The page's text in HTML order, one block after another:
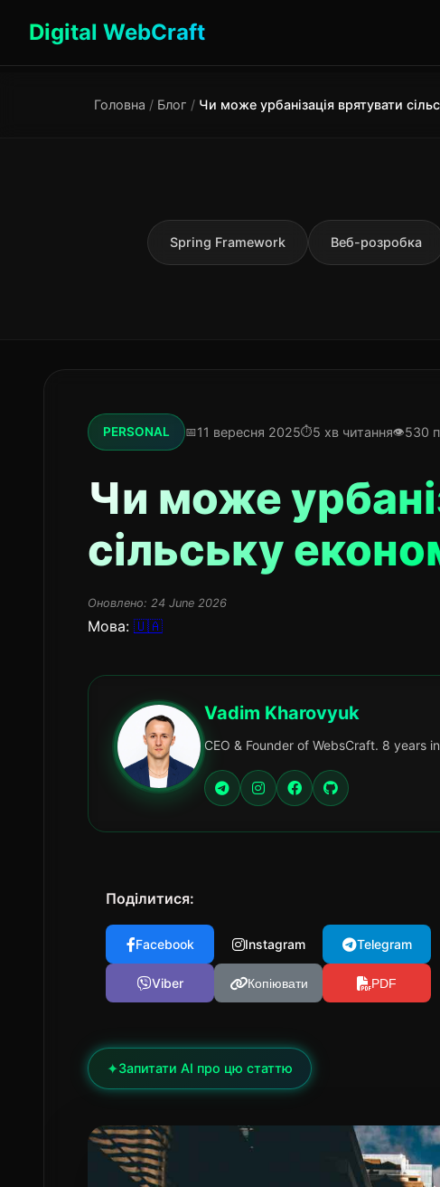
Digital WebCraft
Головна / Блог /
Spring Framework Веб-розробка
PERSONAL 11 вересня 2025 5 хв читання 530
Чи може
сільську
Оновлено: 24 June 2026
Мова: 🇺🇦
Vadim Kharovyuk
CEO & Founder of WebsCraft. 8 years
Поділитися:
Facebook Instagram Telegram
Viber Копіювати PDF
✦Запитати AI про цю статтю